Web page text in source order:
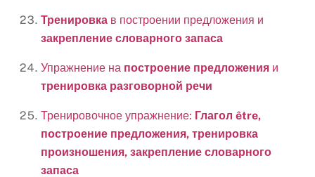
Тренировка в построении предложения и
закрепление словарного запаса
Упражнение на построение предложения и
тренировка разговорной речи
Тренировочное упражнение: Глагол être,
построение предложения, тренировка
произношения, закрепление словарного
запаса